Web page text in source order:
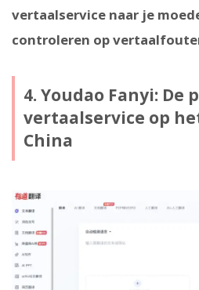
vertaalservice naar je
controleren op
4. Youdao Fanyi: De
vertaalservice op
China